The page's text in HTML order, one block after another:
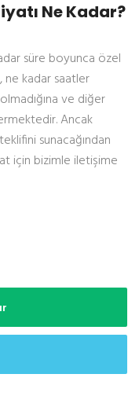
Ne Kadar?
süre boyunca özel
ne kadar saatler
ve diğer
Ancak
sunacağından
için bizimle iletişime